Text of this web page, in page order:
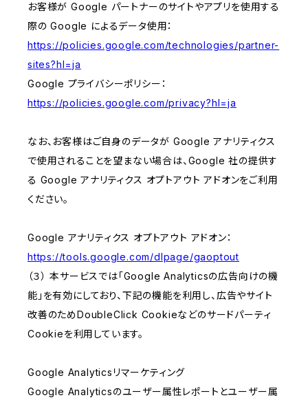
お客様が Google パートナーのサイトやアプリを使用する
際の Google によるデータ使用：
https://policies.google.com/technologies/partner-
sites?hl=ja
Google プライバシーポリシー：
https://policies.google.com/privacy?hl=ja
なお、お客様はご自身のデータが Google アナリティクス
で使用されることを望まない場合は、Google 社の提供す
る Google アナリティクス オプトアウト アドオンをご利用
ください。
Google アナリティクス オプトアウト アドオン：
https://tools.google.com/dlpage/gaoptout
（３） 本サービスでは「Google Analyticsの広告向けの機
能」を有効にしており、下記の機能を利用し、広告やサイト
改善のためDoubleClick Cookieなどのサードパーティ
Cookieを利用しています。
Google Analyticsリマーケティング
Google Analyticsのユーザー属性レポートとユーザー属